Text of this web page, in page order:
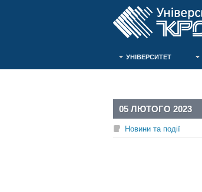
УНІВЕРСИТЕТ
05 ЛЮТОГО 2023
Новини та події